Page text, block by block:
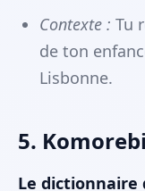
Contexte : Tu
de ton
Lisbonne.
5.
Le dictionnaire